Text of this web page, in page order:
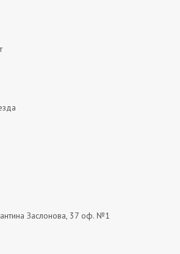
Заслонова, 37 оф. №1